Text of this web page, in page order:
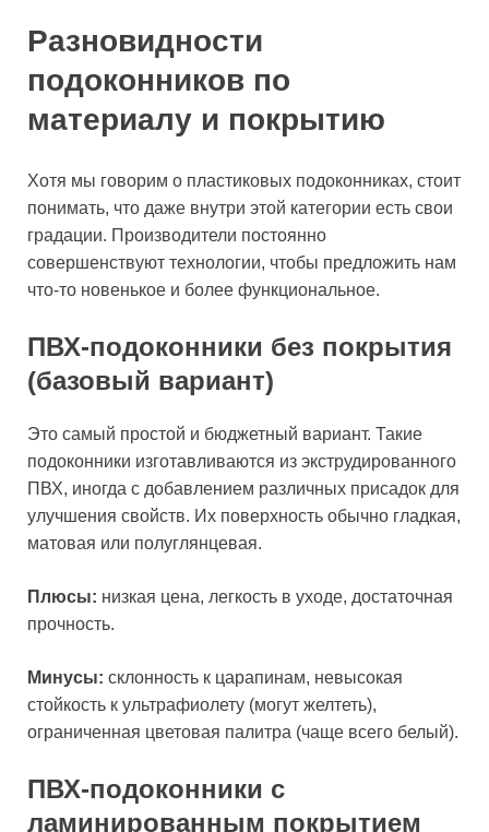
Разновидности
подоконников по
материалу и покрытию
Хотя мы говорим о пластиковых подоконниках, стоит
понимать, что даже внутри этой категории есть свои
градации. Производители постоянно
совершенствуют технологии, чтобы предложить нам
что-то новенькое и более функциональное.
ПВХ-подоконники без покрытия
(базовый вариант)
Это самый простой и бюджетный вариант. Такие
подоконники изготавливаются из экструдированного
ПВХ, иногда с добавлением различных присадок для
улучшения свойств. Их поверхность обычно гладкая,
матовая или полуглянцевая.
Плюсы: низкая цена, легкость в уходе, достаточная
прочность.
Минусы: склонность к царапинам, невысокая
стойкость к ультрафиолету (могут желтеть),
ограниченная цветовая палитра (чаще всего белый).
ПВХ-подоконники с
ламинированным покрытием